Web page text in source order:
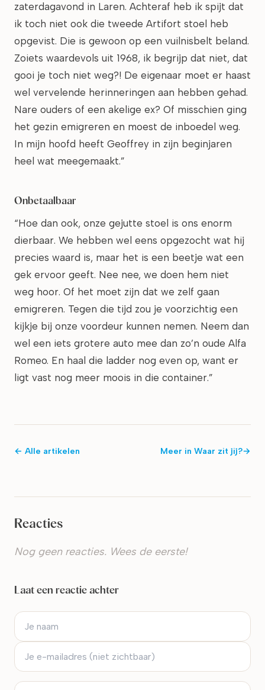
zaterdagavond in Laren. Achteraf heb ik spijt dat
ik toch niet ook die tweede Artifort stoel heb
opgevist. Die is gewoon op een vuilnisbelt beland.
Zoiets waardevols uit 1968, ik begrijp dat niet, dat
gooi je toch niet weg?! De eigenaar moet er haast
wel vervelende herinneringen aan hebben gehad.
Nare ouders of een akelige ex? Of misschien ging
het gezin emigreren en moest de inboedel weg.
In mijn hoofd heeft Geoffrey in zijn beginjaren
heel wat meegemaakt.”
Onbetaalbaar
“Hoe dan ook, onze gejutte stoel is ons enorm
dierbaar. We hebben wel eens opgezocht wat hij
precies waard is, maar het is een beetje wat een
gek ervoor geeft. Nee nee, we doen hem niet
weg hoor. Of het moet zijn dat we zelf gaan
emigreren. Tegen die tijd zou je voorzichtig een
kijkje bij onze voordeur kunnen nemen. Neem dan
wel een iets grotere auto mee dan zo’n oude Alfa
Romeo. En haal die ladder nog even op, want er
ligt vast nog meer moois in die container.”
← Alle artikelen Meer in Waar zit jij?→
Reacties
Nog geen reacties. Wees de eerste!
Laat een reactie achter